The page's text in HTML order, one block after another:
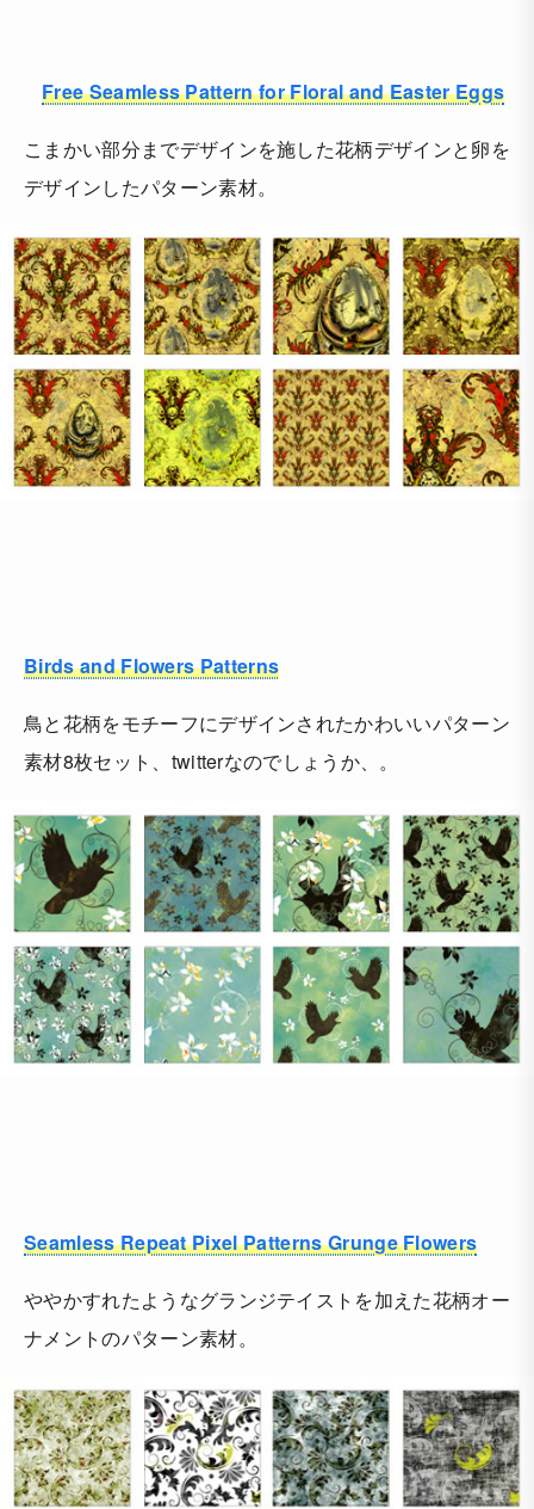
Free Seamless Pattern for Floral and Easter Eggs
こまかい部分までデザインを施した花柄デザインと卵を
デザインしたパターン素材。
Birds and Flowers Patterns
鳥と花柄をモチーフにデザインされたかわいいパターン
素材8枚セット、twitterなのでしょうか、。
Seamless Repeat Pixel Patterns Grunge Flowers
ややかすれたようなグランジテイストを加えた花柄オー
ナメントのパターン素材。